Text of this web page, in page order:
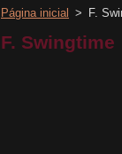
Página inicial > F.
F. Swingtime